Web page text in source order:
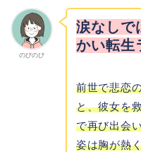
のびのび
涙なしで
かい転生
前世で悲恋
と、彼女を
で再び出会
姿は胸が熱